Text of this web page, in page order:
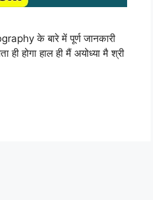
के बारे में पूर्ण जानकारी
होगा हाल ही मैं अयोध्या मै श्री